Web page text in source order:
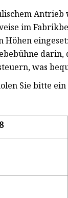
im
was
Sie bitte